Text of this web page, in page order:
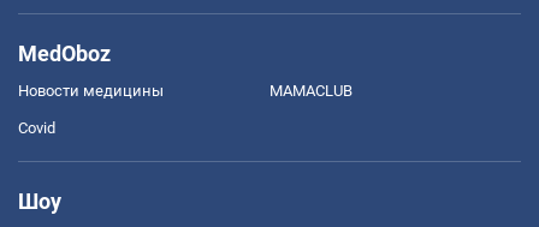
MedOboz
Новости медицины MAMACLUB
Covid
Шоу